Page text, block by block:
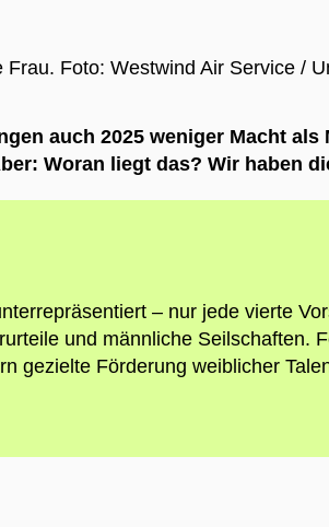
Frau. Foto: Westwind Air Service /
auch 2025 weniger Macht als
Woran liegt das? Wir haben
– nur jede vierte
und männliche Seilschaften.
gezielte Förderung weiblicher